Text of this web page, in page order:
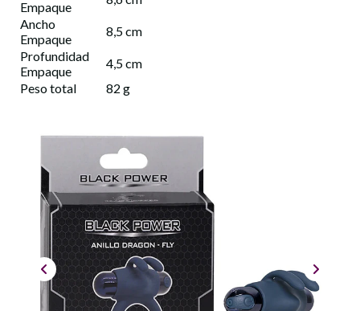
Empaque
Ancho
Empaque
8,5 cm
Profundidad
Empaque
4,5 cm
Peso total
82 g